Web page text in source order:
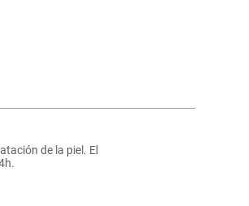
de la piel. El